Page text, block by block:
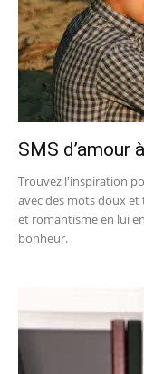
SMS d’amour
Trouvez l'inspiration
avec des mots doux
et romantisme en lui
bonheur.